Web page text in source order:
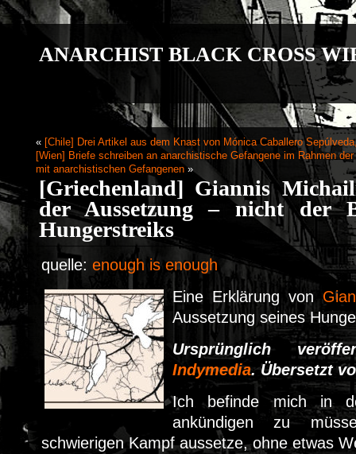
ANARCHIST BLACK CROSS
« [Chile] Drei Artikel aus dem Knast von Mónica Caballero
[Wien] Briefe schreiben an anarchistische Gefangene im Rahmen
mit anarchistischen Gefangenen »
[Griechenland] Giannis
der Aussetzung – nicht der
Hungerstreiks
quelle: enough is enough
Eine Erklärung von
Aussetzung seines
Ursprünglich
Indymedia. Übersetzt
Ich befinde mich in
ankündigen zu
schwierigen Kampf aussetze, ohne etwas